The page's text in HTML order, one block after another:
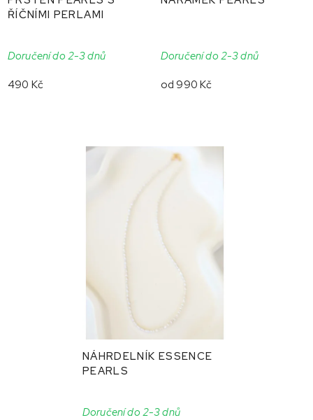
ŘÍČNÍMI PERLAMI
Doručení do 2-3 dnů
490 Kč
Doručení do 2-3 dnů
od 990 Kč
NÁHRDELNÍK ESSENCE
PEARLS
Doručení do 2-3 dnů